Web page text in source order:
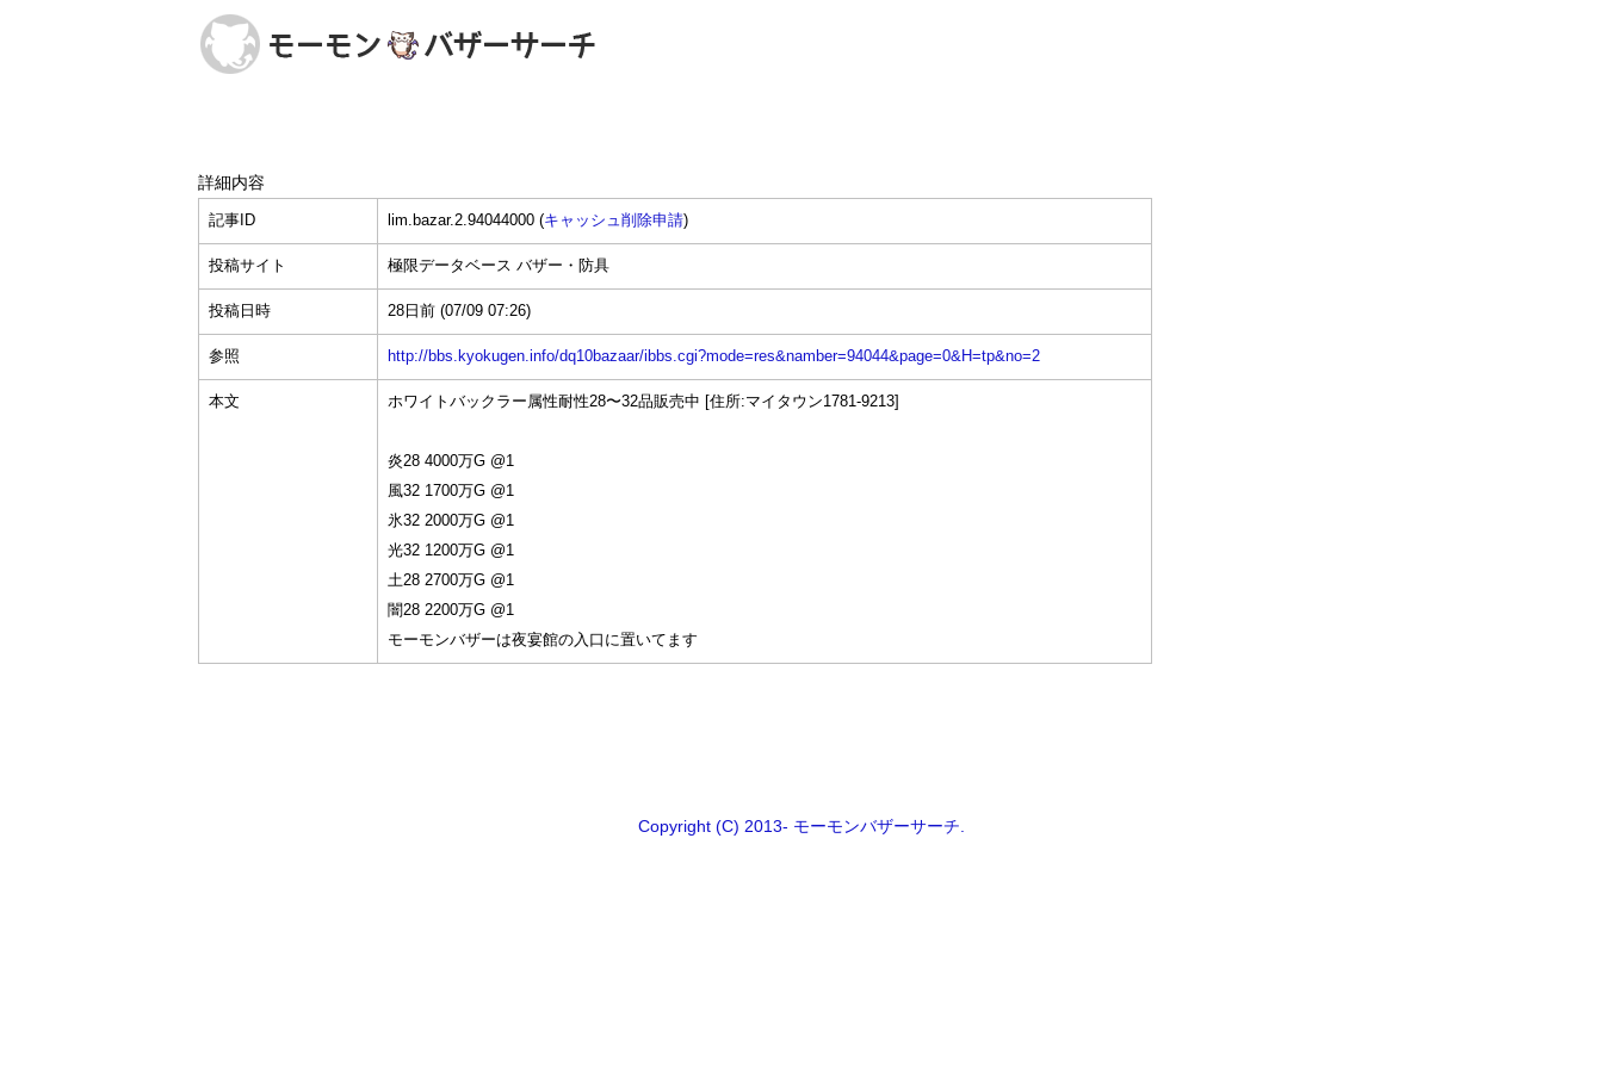
詳細内容
記事ID lim.bazar.2.94044000 (キャッシュ削除申請)
投稿サイト 極限データベース バザー・防具
投稿日時 28日前 (07/09 07:26)
参照 http://bbs.kyokugen.info/dq10bazaar/ibbs.cgi?mode=res&namber=94044&page=0&H=tp&no=2
本文 ホワイトバックラー属性耐性28〜32品販売中 [住所:マイタウン1781-9213]
炎28 4000万G @1
風32 1700万G @1
氷32 2000万G @1
光32 1200万G @1
土28 2700万G @1
闇28 2200万G @1
モーモンバザーは夜宴館の入口に置いてます
Copyright (C) 2013- モーモンバザーサーチ.